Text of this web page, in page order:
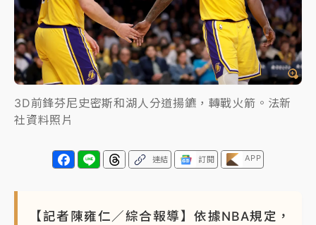
故宮《龍藏經》特展第2檔！今線上預約開賣一度塞車
周六起展出延長至晚上7時
台東農業處長涉圖利渡假村！東檢抗告成功 今重開羈
押庭
父親節泡湯了！中颱白海豚雨彈轟3天 「紅到發紫」降
雨熱區曝
3D前鋒芬尼史密斯和湖人分道揚鑣，轉戰火箭。法新
社資料照片
連結 訂閱 APP
【記者陳雍仁／綜合報導】依據NBA規定，